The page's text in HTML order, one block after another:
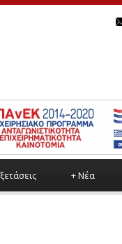
Νέα
+